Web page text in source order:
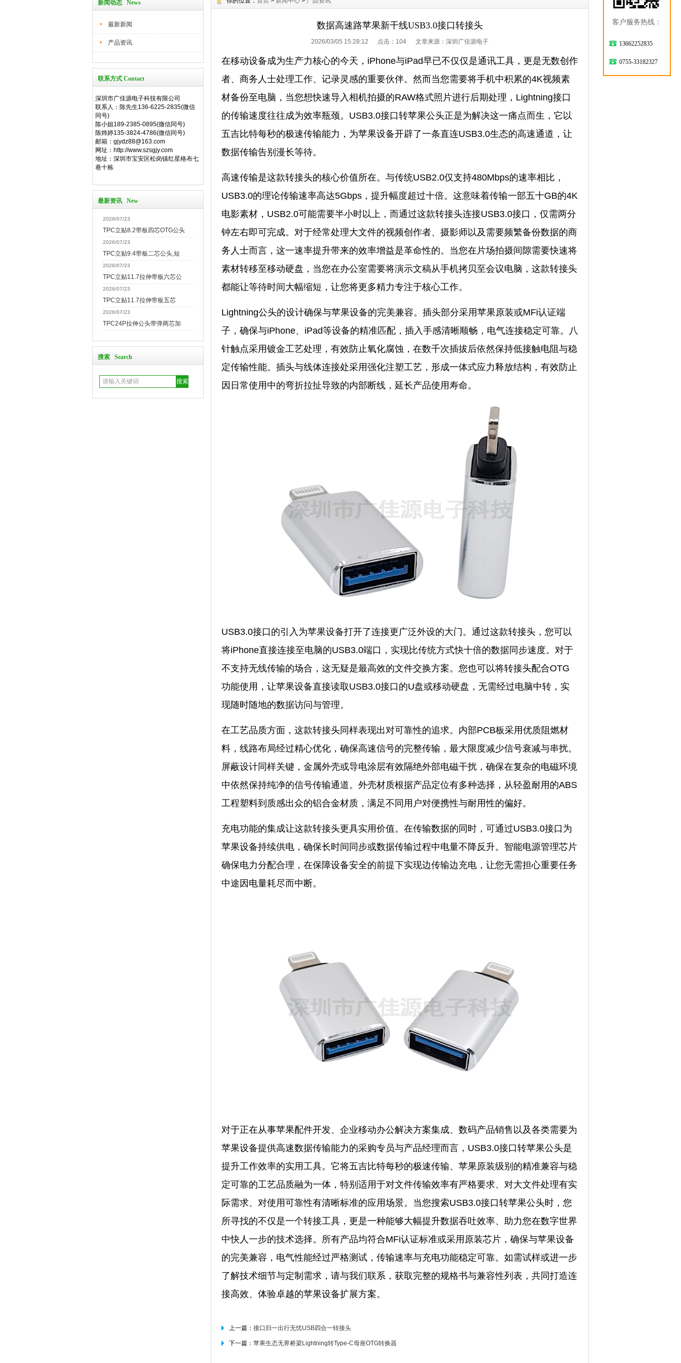
新闻动态 News
最新新闻
产品资讯
联系方式 Contact
深圳市广佳源电子科技有限公司
联系人：陈先生136-6225-2835(微信
同号)
陈小姐189-2385-0895(微信同号)
陈炜婷135-3824-4786(微信同号)
邮箱：gjydz88@163.com
网址：http://www.szsgjy.com
地址：深圳市宝安区松岗镇红星格布七
巷十栋
最新资讯 New
2026/07/23
TPC立贴8.2带板四芯OTG公头
2026/07/23
TPC立贴9.4带板二芯公头,短
2026/07/23
TPC立贴11.7拉伸带板六芯公
2026/07/23
TPC立贴11.7拉伸带板五芯
2026/07/23
TPC24P拉伸公头带弹两芯加
搜索 Search
数据高速路苹果新干线USB3.0接口转接头
2026/03/05 15:28:12 点击： 104 文章来源：深圳广佳源电子
在移动设备成为生产力核心的今天，iPhone与iPad早已不仅仅是通讯工具，更是无数创作
者、商务人士处理工作、记录灵感的重要伙伴。然而当您需要将手机中积累的4K视频素
材备份至电脑，当您想快速导入相机拍摄的RAW格式照片进行后期处理，Lightning接口
的传输速度往往成为效率瓶颈。USB3.0接口转苹果公头正是为解决这一痛点而生，它以
五吉比特每秒的极速传输能力，为苹果设备开辟了一条直连USB3.0生态的高速通道，让
数据传输告别漫长等待。
高速传输是这款转接头的核心价值所在。与传统USB2.0仅支持480Mbps的速率相比，
USB3.0的理论传输速率高达5Gbps，提升幅度超过十倍。这意味着传输一部五十GB的4K
电影素材，USB2.0可能需要半小时以上，而通过这款转接头连接USB3.0接口，仅需两分
钟左右即可完成。对于经常处理大文件的视频创作者、摄影师以及需要频繁备份数据的商
务人士而言，这一速率提升带来的效率增益是革命性的。当您在片场拍摄间隙需要快速将
素材转移至移动硬盘，当您在办公室需要将演示文稿从手机拷贝至会议电脑，这款转接头
都能让等待时间大幅缩短，让您将更多精力专注于核心工作。
Lightning公头的设计确保与苹果设备的完美兼容。插头部分采用苹果原装或MFi认证端
子，确保与iPhone、iPad等设备的精准匹配，插入手感清晰顺畅，电气连接稳定可靠。八
针触点采用镀金工艺处理，有效防止氧化腐蚀，在数千次插拔后依然保持低接触电阻与稳
定传输性能。插头与线体连接处采用强化注塑工艺，形成一体式应力释放结构，有效防止
因日常使用中的弯折拉扯导致的内部断线，延长产品使用寿命。
USB3.0接口的引入为苹果设备打开了连接更广泛外设的大门。通过这款转接头，您可以
将iPhone直接连接至电脑的USB3.0端口，实现比传统方式快十倍的数据同步速度。对于
不支持无线传输的场合，这无疑是最高效的文件交换方案。您也可以将转接头配合OTG
功能使用，让苹果设备直接读取USB3.0接口的U盘或移动硬盘，无需经过电脑中转，实
现随时随地的数据访问与管理。
在工艺品质方面，这款转接头同样表现出对可靠性的追求。内部PCB板采用优质阻燃材
料，线路布局经过精心优化，确保高速信号的完整传输，最大限度减少信号衰减与串扰。
屏蔽设计同样关键，金属外壳或导电涂层有效隔绝外部电磁干扰，确保在复杂的电磁环境
中依然保持纯净的信号传输通道。外壳材质根据产品定位有多种选择，从轻盈耐用的ABS
工程塑料到质感出众的铝合金材质，满足不同用户对便携性与耐用性的偏好。
充电功能的集成让这款转接头更具实用价值。在传输数据的同时，可通过USB3.0接口为
苹果设备持续供电，确保长时间同步或数据传输过程中电量不降反升。智能电源管理芯片
确保电力分配合理，在保障设备安全的前提下实现边传输边充电，让您无需担心重要任务
中途因电量耗尽而中断。
对于正在从事苹果配件开发、企业移动办公解决方案集成、数码产品销售以及各类需要为
苹果设备提供高速数据传输能力的采购专员与产品经理而言，USB3.0接口转苹果公头是
提升工作效率的实用工具。它将五吉比特每秒的极速传输、苹果原装级别的精准兼容与稳
定可靠的工艺品质融为一体，特别适用于对文件传输效率有严格要求、对大文件处理有实
际需求、对使用可靠性有清晰标准的应用场景。当您搜索USB3.0接口转苹果公头时，您
所寻找的不仅是一个转接工具，更是一种能够大幅提升数据吞吐效率、助力您在数字世界
中快人一步的技术选择。所有产品均符合MFi认证标准或采用原装芯片，确保与苹果设备
的完美兼容，电气性能经过严格测试，传输速率与充电功能稳定可靠。如需试样或进一步
了解技术细节与定制需求，请与我们联系，获取完整的规格书与兼容性列表，共同打造连
接高效、体验卓越的苹果设备扩展方案。
上一篇： 接口归一出行无忧USB四合一转接头
下一篇： 苹果生态无界桥梁Lightning转Type-C母座OTG转换器
客户服务热线：
13662252835
0755-33182327